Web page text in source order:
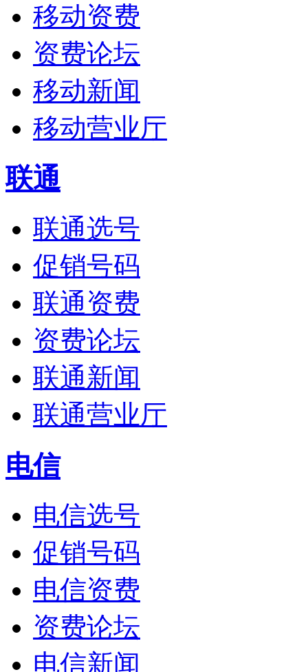
移动资费
资费论坛
移动新闻
移动营业厅
联通
联通选号
促销号码
联通资费
资费论坛
联通新闻
联通营业厅
电信
电信选号
促销号码
电信资费
资费论坛
电信新闻